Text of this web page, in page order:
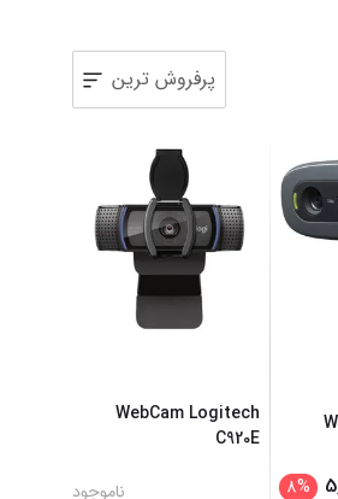
پرفروش ترین
%
8
WebCam Logitech
C920E
ناموجود